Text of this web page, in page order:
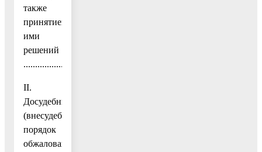
также
принятием
ими
решений
....................................................................24
II.
Досудебный
(внесудебный)
порядок
обжалования